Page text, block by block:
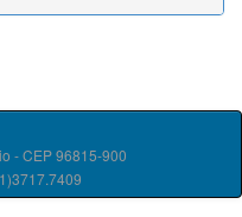
- CEP 96815-900